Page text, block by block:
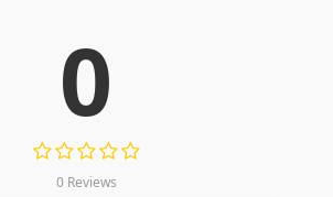
0
0 Reviews